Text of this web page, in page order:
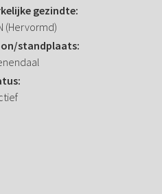
gezindte:
(Hervormd)
standplaats: